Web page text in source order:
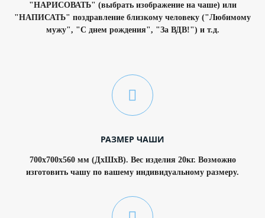
"НАРИСОВАТЬ" (выбрать изображение на чаше) или
"НАПИСАТЬ" поздравление близкому человеку ("Любимому
мужу", "С днем рождения", "За ВДВ!") и т.д.
РАЗМЕР ЧАШИ
700х700х560 мм (ДхШхВ). Вес изделия 20кг. Возможно
изготовить чашу по вашему индивидуальному размеру.